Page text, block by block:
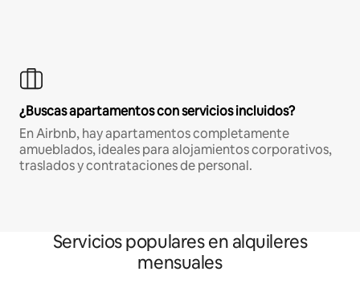
¿Buscas apartamentos con servicios incluidos?
En Airbnb, hay apartamentos completamente
amueblados, ideales para alojamientos corporativos,
traslados y contrataciones de personal.
Servicios populares en alquileres
mensuales